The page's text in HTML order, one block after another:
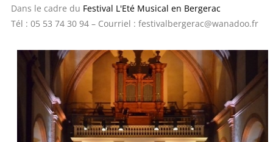
Dans le cadre du Festival L'Eté Musical en Bergerac
Tél : 05 53 74 30 94 – Courriel : festivalbergerac@wanadoo.fr​